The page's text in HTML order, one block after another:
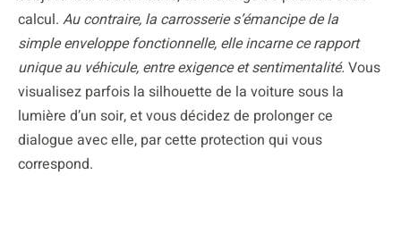
calcul. Au contraire, la carrosserie s’émancipe de la
simple enveloppe fonctionnelle, elle incarne ce rapport
unique au véhicule, entre exigence et sentimentalité. Vous
visualisez parfois la silhouette de la voiture sous la
lumière d’un soir, et vous décidez de prolonger ce
dialogue avec elle, par cette protection qui vous
correspond.